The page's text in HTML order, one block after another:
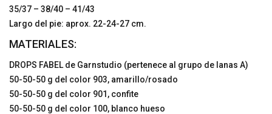
35/37 – 38/40 – 41/43
Largo del pie: aprox. 22-24-27 cm.
MATERIALES:
DROPS FABEL de Garnstudio (pertenece al grupo de lanas A)
50-50-50 g del color 903, amarillo/rosado
50-50-50 g del color 901, confite
50-50-50 g del color 100, blanco hueso